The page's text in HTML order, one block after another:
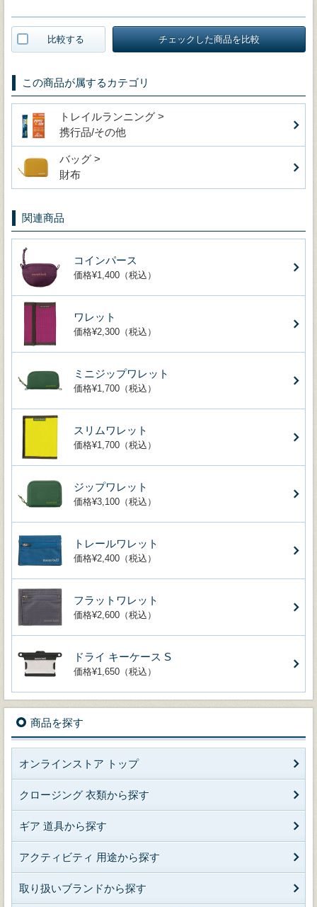
比較する チェックした商品を比較
この商品が属するカテゴリ
トレイルランニング >
携行品/その他
バッグ >
財布
関連商品
コインパース
価格¥1,400（税込）
ワレット
価格¥2,300（税込）
ミニジップワレット
価格¥1,700（税込）
スリムワレット
価格¥1,700（税込）
ジップワレット
価格¥3,100（税込）
トレールワレット
価格¥2,400（税込）
フラットワレット
価格¥2,600（税込）
ドライ キーケース S
価格¥1,650（税込）
商品を探す
オンラインストア トップ
クロージング 衣類から探す
ギア 道具から探す
アクティビティ 用途から探す
取り扱いブランドから探す